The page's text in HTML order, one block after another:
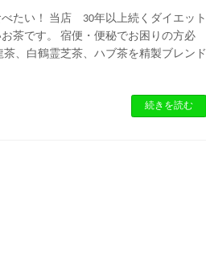
たい！ 当店 30年以上続くダイエット
茶です。 宿便・便秘でお困りの方必
、白鶴霊芝茶、ハブ茶を精製ブレンド
続きを読む